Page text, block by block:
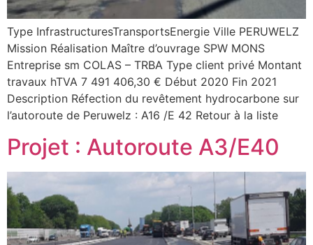
Type InfrastructuresTransportsEnergie Ville PERUWELZ
Mission Réalisation Maître d’ouvrage SPW MONS
Entreprise sm COLAS – TRBA Type client privé Montant
travaux hTVA 7 491 406,30 € Début 2020 Fin 2021
Description Réfection du revêtement hydrocarbone sur
l’autoroute de Peruwelz : A16 /E 42 Retour à la liste
Projet : Autoroute A3/E40